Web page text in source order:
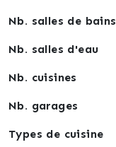
Nb. salles de bains
Nb. salles d'eau
Nb. cuisines
Nb. garages
Types de cuisine